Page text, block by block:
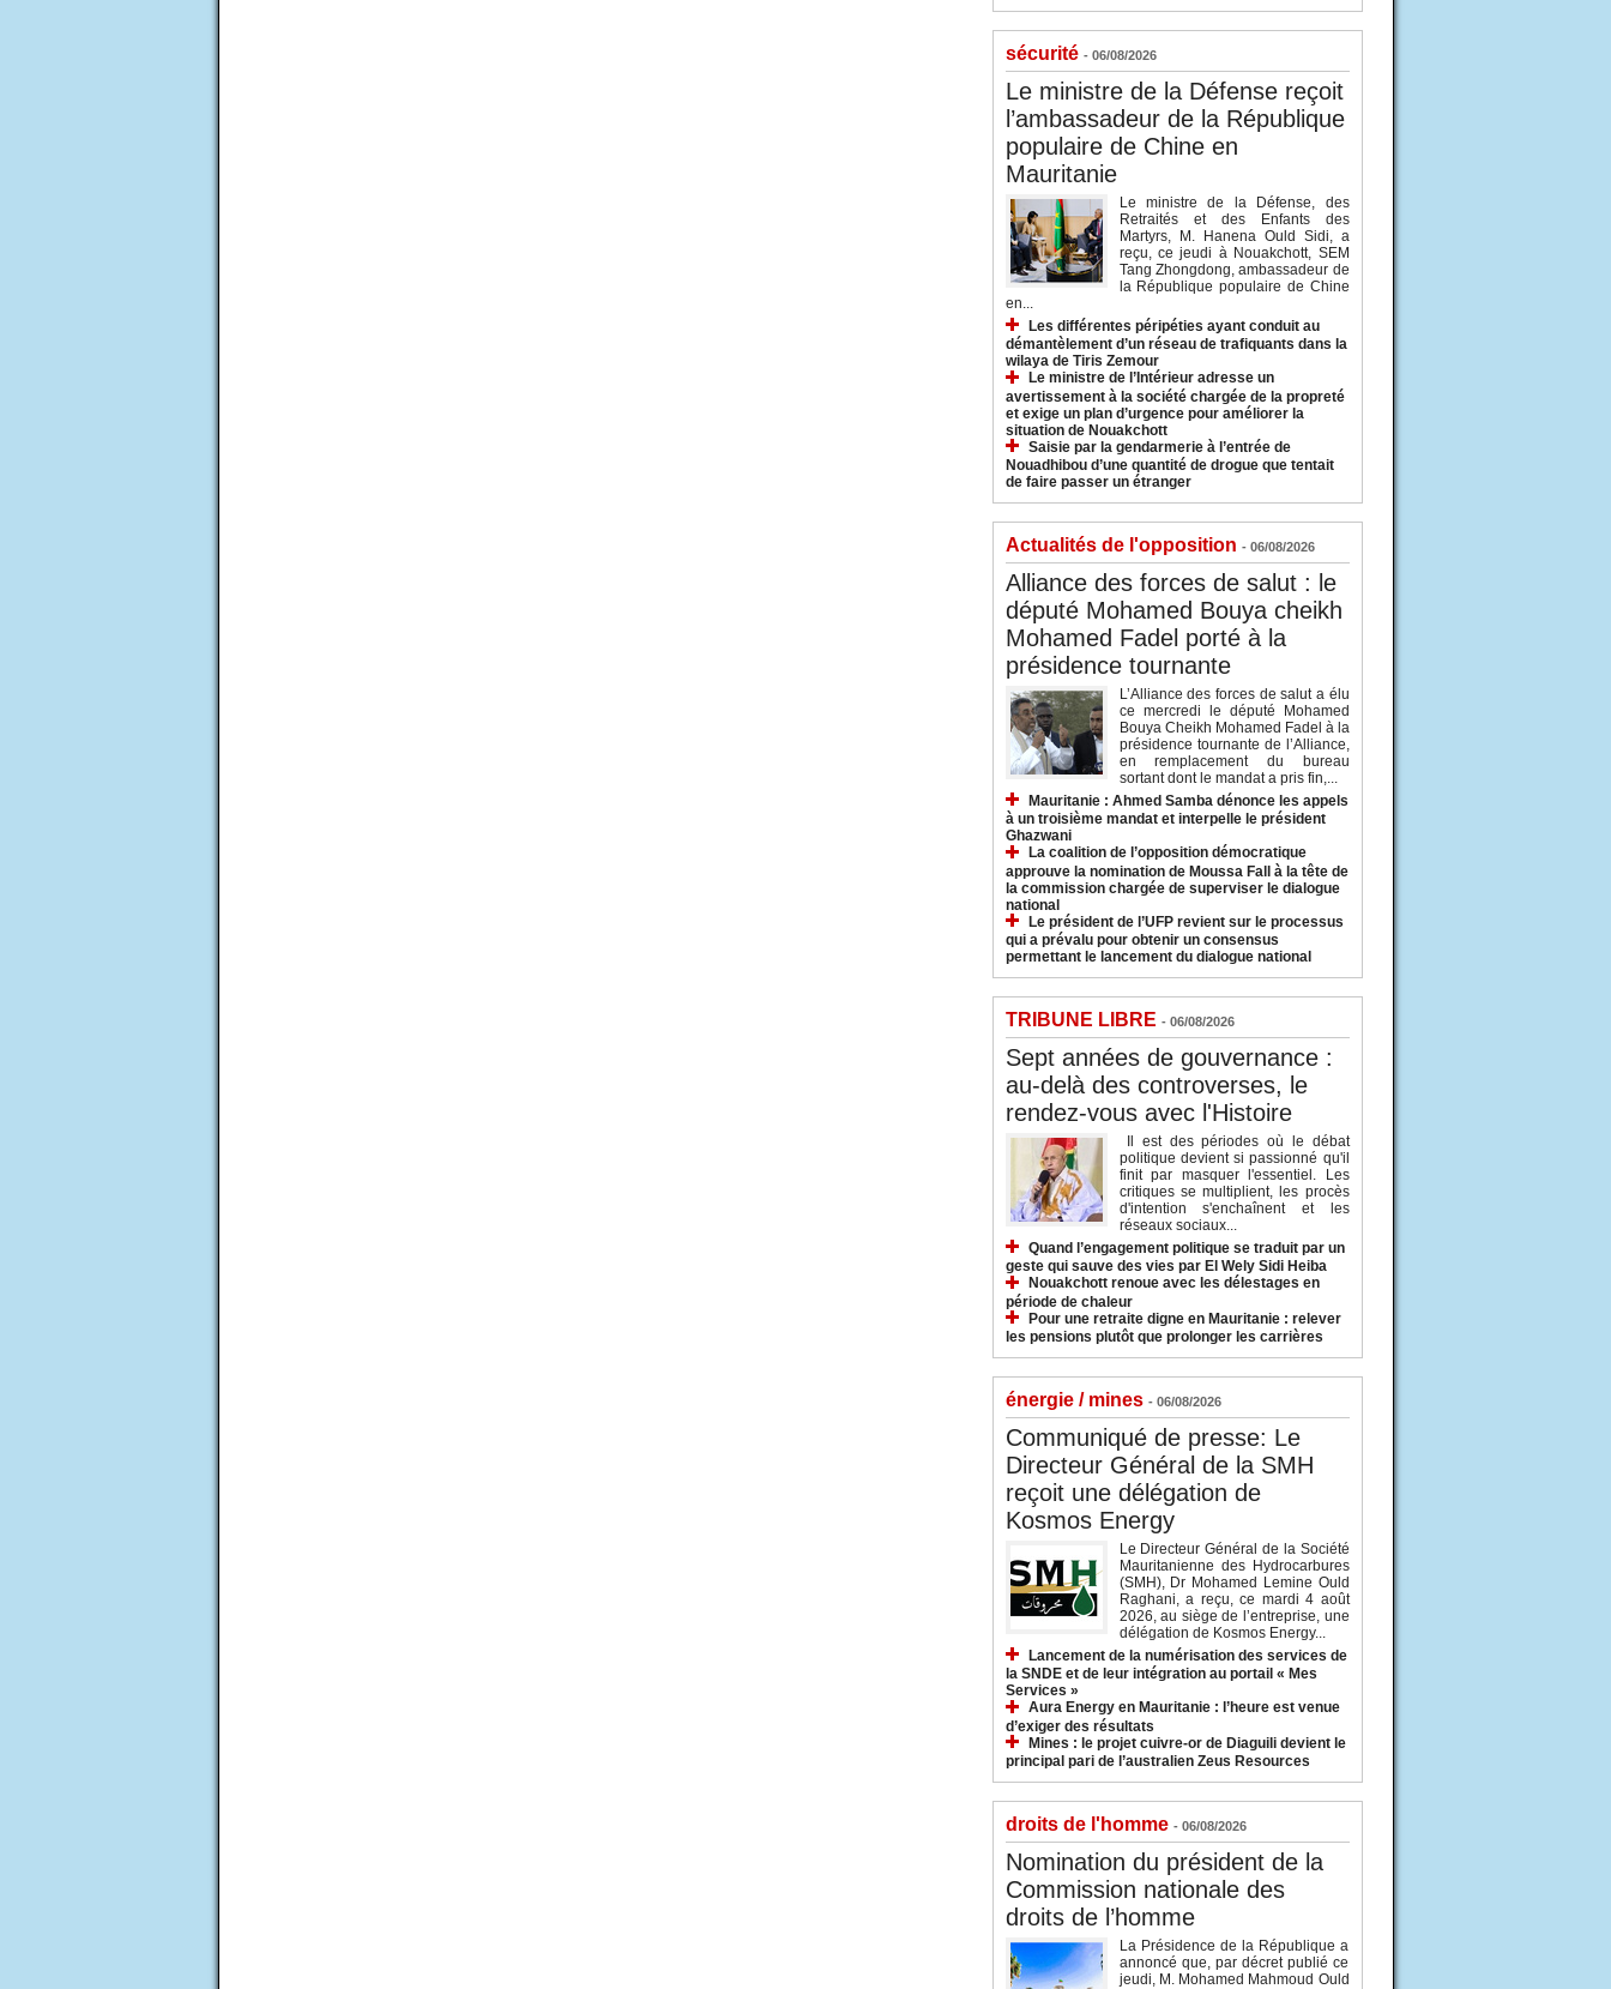
sécurité - 06/08/2026
Le ministre de la Défense reçoit
l’ambassadeur de la République
populaire de Chine en
Mauritanie
Le ministre de la Défense, des
Retraités et des Enfants des
Martyrs, M. Hanena Ould Sidi, a
reçu, ce jeudi à Nouakchott, SEM
Tang Zhongdong, ambassadeur de
la République populaire de Chine
en...
Les différentes péripéties ayant conduit au
démantèlement d’un réseau de trafiquants dans la
wilaya de Tiris Zemour
Le ministre de l’Intérieur adresse un
avertissement à la société chargée de la propreté
et exige un plan d’urgence pour améliorer la
situation de Nouakchott
Saisie par la gendarmerie à l’entrée de
Nouadhibou d’une quantité de drogue que tentait
de faire passer un étranger
Actualités de l'opposition - 06/08/2026
Alliance des forces de salut : le
député Mohamed Bouya cheikh
Mohamed Fadel porté à la
présidence tournante
L’Alliance des forces de salut a élu
ce mercredi le député Mohamed
Bouya Cheikh Mohamed Fadel à la
présidence tournante de l’Alliance,
en remplacement du bureau
sortant dont le mandat a pris fin,...
Mauritanie : Ahmed Samba dénonce les appels
à un troisième mandat et interpelle le président
Ghazwani
La coalition de l’opposition démocratique
approuve la nomination de Moussa Fall à la tête de
la commission chargée de superviser le dialogue
national
Le président de l’UFP revient sur le processus
qui a prévalu pour obtenir un consensus
permettant le lancement du dialogue national
TRIBUNE LIBRE - 06/08/2026
Sept années de gouvernance :
au-delà des controverses, le
rendez-vous avec l'Histoire
Il est des périodes où le débat
politique devient si passionné qu'il
finit par masquer l'essentiel. Les
critiques se multiplient, les procès
d'intention s'enchaînent et les
réseaux sociaux...
Quand l’engagement politique se traduit par un
geste qui sauve des vies par El Wely Sidi Heiba
Nouakchott renoue avec les délestages en
période de chaleur
Pour une retraite digne en Mauritanie : relever
les pensions plutôt que prolonger les carrières
énergie / mines - 06/08/2026
Communiqué de presse: Le
Directeur Général de la SMH
reçoit une délégation de
Kosmos Energy
Le Directeur Général de la Société
Mauritanienne des Hydrocarbures
(SMH), Dr Mohamed Lemine Ould
Raghani, a reçu, ce mardi 4 août
2026, au siège de l’entreprise, une
délégation de Kosmos Energy...
Lancement de la numérisation des services de
la SNDE et de leur intégration au portail « Mes
Services »
Aura Energy en Mauritanie : l’heure est venue
d’exiger des résultats
Mines : le projet cuivre-or de Diaguili devient le
principal pari de l’australien Zeus Resources
droits de l'homme - 06/08/2026
Nomination du président de la
Commission nationale des
droits de l’homme
La Présidence de la République a
annoncé que, par décret publié ce
jeudi, M. Mohamed Mahmoud Ould